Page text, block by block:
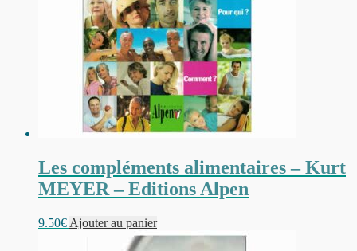
Les compléments alimentaires – Kurt
MEYER – Editions Alpen
9.50€ Ajouter au panier